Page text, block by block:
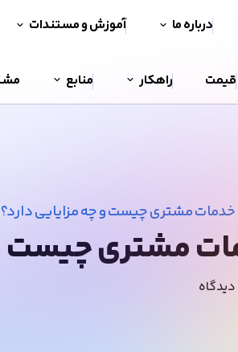
درباره ما آموزش و مستندات
قیمت راهکار منابع
مشتری چیست و چه مزایایی دارد؟
مشتری چیست و